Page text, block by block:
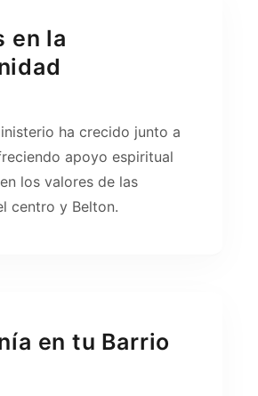
en la
ha crecido junto a
apoyo espiritual
los valores de las
centro y Belton.
en tu Barrio